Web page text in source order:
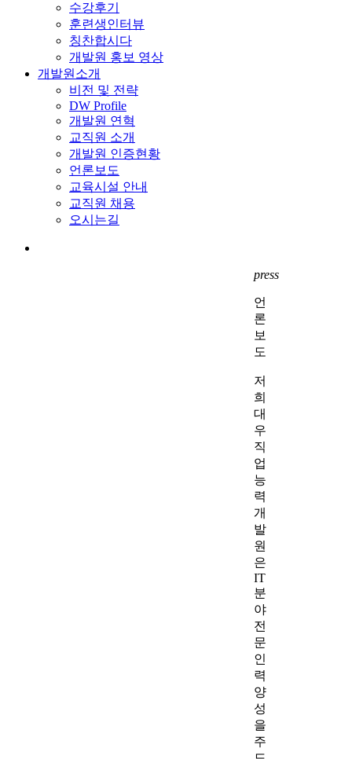
수강후기
훈련생인터뷰
칭찬합시다
개발원 홍보 영상
개발원소개
비전 및 전략
DW Profile
개발원 연혁
교직원 소개
개발원 인증현황
언론보도
교육시설 안내
교직원 채용
오시는길
press
언
론
보
도
저
희
대
우
직
업
능
력
개
발
원
은
IT
분
야
전
문
인
력
양
성
을
주